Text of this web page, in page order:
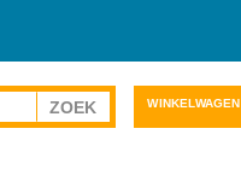
WINKELWAGEN